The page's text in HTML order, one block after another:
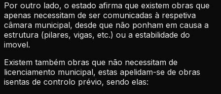
Por outro lado, o estado afirma que existem obras que
apenas necessitam de ser comunicadas à respetiva
câmara municipal, desde que não ponham em causa a
estrutura (pilares, vigas, etc.) ou a estabilidade do
imovel.
Existem também obras que não necessitam de
licenciamento municipal, estas apelidam-se de obras
isentas de controlo prévio, sendo elas: